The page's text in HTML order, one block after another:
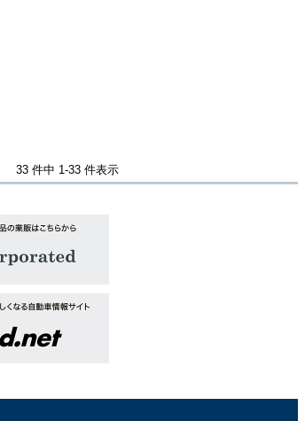
33 件中 1-33 件表示